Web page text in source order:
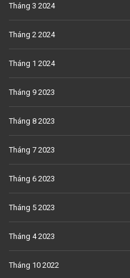
Tháng 3 2024
Tháng 2 2024
Tháng 1 2024
Tháng 9 2023
Tháng 8 2023
Tháng 7 2023
Tháng 6 2023
Tháng 5 2023
Tháng 4 2023
Tháng 10 2022